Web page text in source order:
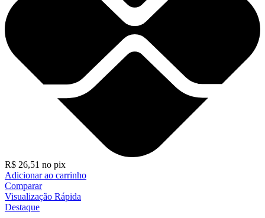
R$ 26,51 no pix
Adicionar ao carrinho
Comparar
Visualização Rápida
Destaque